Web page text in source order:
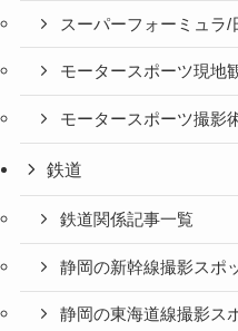
スーパーフォーミュラ
モータースポーツ現地
モータースポーツ撮影
鉄道
鉄道関係記事一覧
静岡の新幹線撮影スポ
静岡の東海道線撮影ス